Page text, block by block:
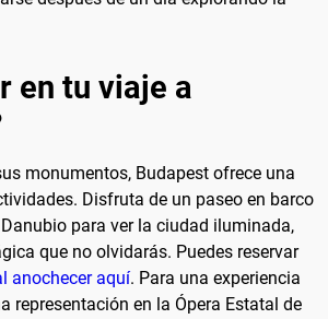
en tu viaje a
monumentos, Budapest ofrece una
Disfruta de un paseo en barco
para ver la ciudad iluminada,
que no olvidarás. Puedes reservar
anochecer aquí. Para una experiencia
representación en la Ópera Estatal de